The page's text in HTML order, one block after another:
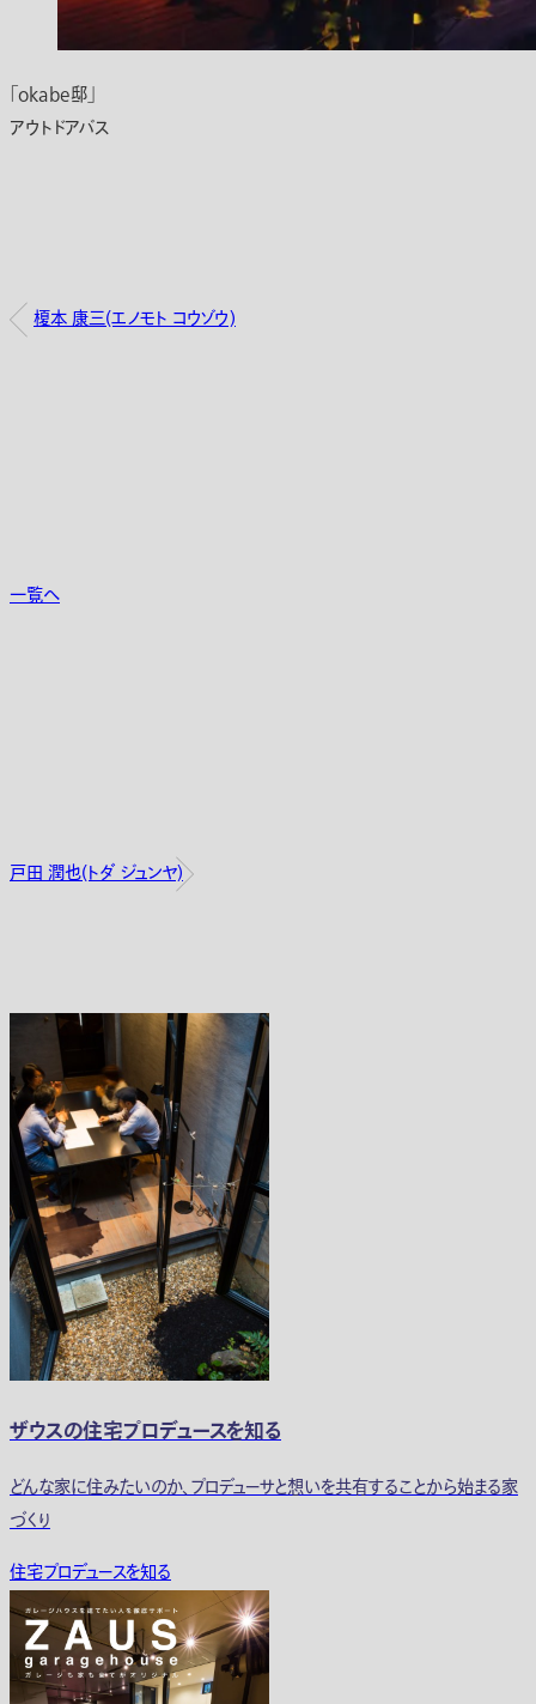
「okabe邸」
アウトドアバス
榎本 康三(エノモト コウゾウ)
一覧へ
戸田 潤也(トダ ジュンヤ)
ザウスの住宅プロデュースを知る
どんな家に住みたいのか、プロデューサと想いを共有することから始まる家
づくり
住宅プロデュースを知る